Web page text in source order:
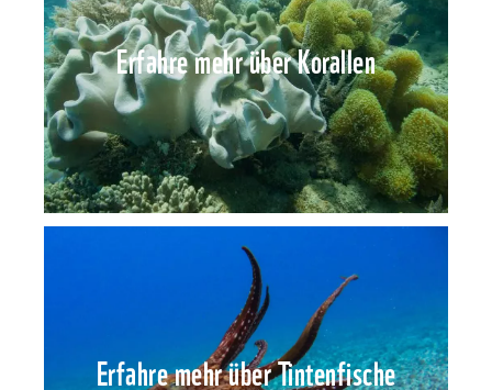
Erfahre mehr über Korallen
Erfahre mehr über Tintenfische